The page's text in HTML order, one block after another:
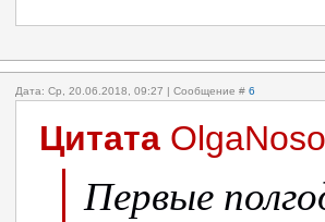
Дата: Ср, 20.06.2018, 09:27 | Сообщение # 6
Цитата
Первые